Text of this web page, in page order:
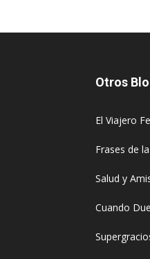
Otros
El Viajero
Frases de
Salud y
Cuando